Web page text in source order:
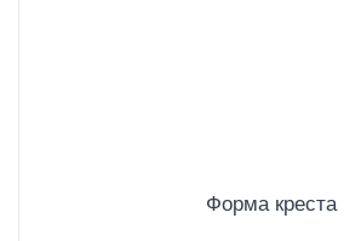
Форма креста